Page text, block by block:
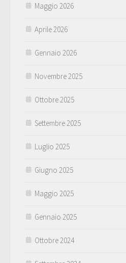
Maggio 2026
Aprile 2026
Gennaio 2026
Novembre 2025
Ottobre 2025
Settembre 2025
Luglio 2025
Giugno 2025
Maggio 2025
Gennaio 2025
Ottobre 2024